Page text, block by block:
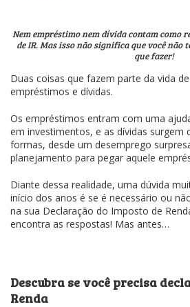
Nem empréstimo nem dívida contam como
de IR. Mas isso não significa que você não
que fazer!
Duas coisas que fazem parte da vida
empréstimos e dívidas.
Os empréstimos entram com uma
em investimentos, e as dívidas surgem
formas, desde um desemprego
planejamento para pegar aquele
Diante dessa realidade, uma dúvida
início dos anos é se é necessário ou
na sua Declaração do Imposto de
encontra as respostas! Mas antes…
Descubra se você precisa
Renda